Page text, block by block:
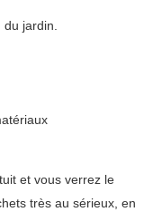
du jardin.
et vous verrez le
très au sérieux, en